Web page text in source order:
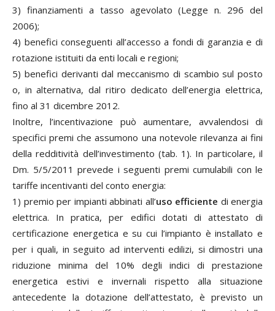
3) finanziamenti a tasso agevolato (Legge n. 296 del
2006);
4) benefici conseguenti all’accesso a fondi di garanzia e di
rotazione istituiti da enti locali e regioni;
5) benefici derivanti dal meccanismo di scambio sul posto
o, in alternativa, dal ritiro dedicato dell’energia elettrica,
fino al 31 dicembre 2012.
Inoltre, l’incentivazione può aumentare, avvalendosi di
specifici premi che assumono una notevole rilevanza ai fini
della redditività dell’investimento (tab. 1). In particolare, il
Dm. 5/5/2011 prevede i seguenti premi cumulabili con le
tariffe incentivanti del conto energia:
1) premio per impianti abbinati all’uso efficiente di energia
elettrica. In pratica, per edifici dotati di attestato di
certificazione energetica e su cui l’impianto è installato e
per i quali, in seguito ad interventi edilizi, si dimostri una
riduzione minima del 10% degli indici di prestazione
energetica estivi e invernali rispetto alla situazione
antecedente la dotazione dell’attestato, è previsto un